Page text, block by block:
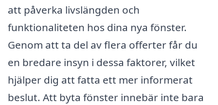
att påverka livslängden och
funktionaliteten hos dina nya fönster.
Genom att ta del av flera offerter får du
en bredare insyn i dessa faktorer, vilket
hjälper dig att fatta ett mer informerat
beslut. Att byta fönster innebär inte bara